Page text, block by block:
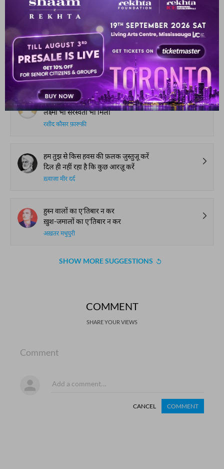
बहुत आलम करेगा ग़म हमारा
मीर तक़ी मीर
न कोई ममनूअा दाना खाना न ख़ौफ़ दिल में उतारना था
जो हम ने पहला गुनह किया था किसी की नक़लें उतारना था
सरफ़राज़ आरिश
ऐसे मंतर भी हो गए ईजाद
लक्ष्मी भी सरस्वती भी मिली
रशीद कौसर फ़ारूक़ी
हम तुझ से किस हवस की फ़लक जुस्तुजू करें
दिल ही नहीं रहा है कि कुछ आरज़ू करें
ख़्वाजा मीर दर्द
हुस्न वालों का ए'तिबार न कर
ख़ुश-जमालों का ए'तिबार न कर
अख़तर मधुपुरी
SHOW MORE SUGGESTIONS
COMMENT
SHARE YOUR VIEWS
Comment
CANCEL COMMENT